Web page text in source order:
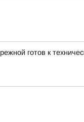
готов к